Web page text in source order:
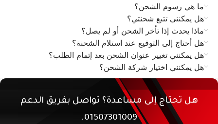
ما هي رسوم الشحن؟
هل يمكنني تتبع شحنتي؟
ماذا يحدث إذا تأخر الشحن أو لم يصل؟
هل أحتاج إلى التوقيع عند استلام الشحنة؟
هل يمكنني تغيير عنوان الشحن بعد إتمام الطلب؟
هل يمكنني اختيار شركة الشحن؟
هل تحتاج إلى مساعدة؟ تواصل بفريق الدعم
01507301009.